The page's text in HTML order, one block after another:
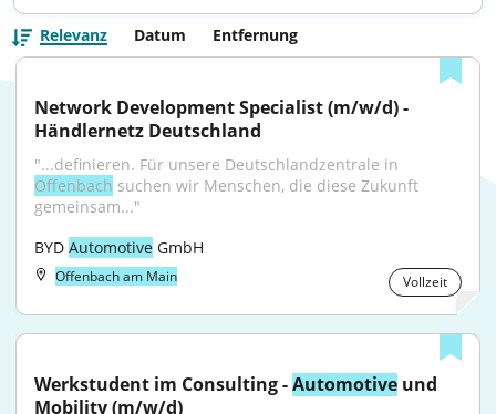
Relevanz Datum Entfernung
Network Development Specialist (m/w/d) -
Händlernetz Deutschland
Offenbach suchen wir Menschen, die diese Zukunft
gemeinsam..."
BYD Automotive GmbH
Offenbach am Main Vollzeit
Werkstudent im Consulting - Automotive und
Mobility (m/w/d)